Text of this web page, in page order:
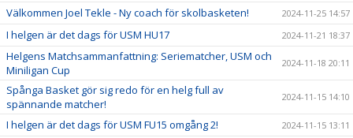
Välkommen Joel Tekle - Ny coach för skolbasketen! 2024-11-25 14:57
I helgen är det dags för USM HU17 2024-11-21 18:37
Helgens Matchsammanfattning: Seriematcher, USM och
Miniligan Cup
2024-11-18 20:11
Spånga Basket gör sig redo för en helg full av
spännande matcher!
2024-11-15 14:10
I helgen är det dags för USM FU15 omgång 2! 2024-11-15 13:11